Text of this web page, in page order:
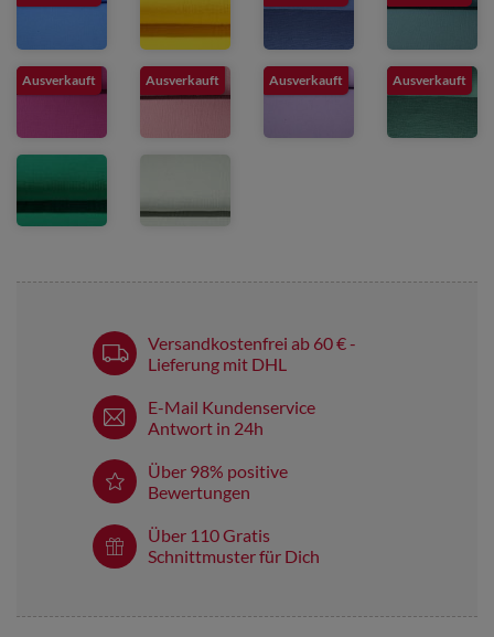
Ausverkauft Ausverkauft Ausverkauft Ausverkauft
Versandkostenfrei ab 60 € -
Lieferung mit DHL
E-Mail Kundenservice
Antwort in 24h
Über 98% positive
Bewertungen
Über 110 Gratis
Schnittmuster für Dich